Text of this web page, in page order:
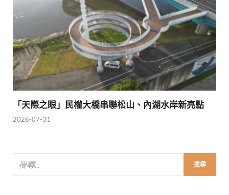
「天際之眼」民權大橋串聯松山、內湖水岸新亮點
2026-07-31